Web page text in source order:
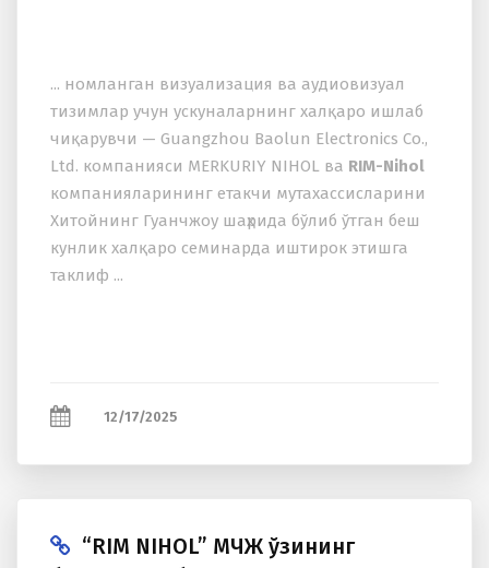
... номланган визуализация ва аудиовизуал
тизимлар учун ускуналарнинг халқаро ишлаб
чиқарувчи — Guangzhou Baolun Electronics Co.,
Ltd. компанияси MERKURIY NIHOL ва RIM-Nihol
компанияларининг етакчи мутахассисларини
Хитойнинг Гуанчжоу шаҳрида бўлиб ўтган беш
кунлик халқаро семинарда иштирок этишга
таклиф ...
12/17/2025
“RIM NIHOL” МЧЖ ўзининг